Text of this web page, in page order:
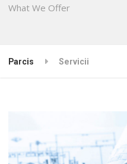
What We Offer
Parcis Servicii